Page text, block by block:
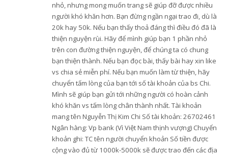
nhỏ, nhưng mong muốn trang sẽ giúp đỡ được nhiều
người khó khăn hơn. Bạn đừng ngần ngại trao đi, dù là
20k hay 50k. Nếu bạn thấy thoả đáng thì điều đó đã là
thiện nguyện rùi. Hãy để mình giúp bạn 1 phần nhỏ
trên con đường thiện nguyện, để chúng ta có chung
bạn thiện thành. Nếu bạn đọc bài, thấy bài hay xin like
vs chia sẻ miễn phí. Nếu bạn muốn làm từ thiện, hãy
chuyển tấm lòng của bạn tới số tài khoản của bs Chi.
Mình sẽ giúp bạn gửi tới những người có hoàn cảnh
khó khăn vs tấm lòng chân thành nhất. Tài khoản
mang tên Nguyễn Thị Kim Chi Số tài khoản: 26702461
Ngân hàng: Vp bank (Vì Việt Nam thịnh vượng) Chuyển
khoản ghi: TC tên người chuyển khoản Số tiền được
cộng vào đủ từ 1000k-5000k sẽ được trao đến các địa